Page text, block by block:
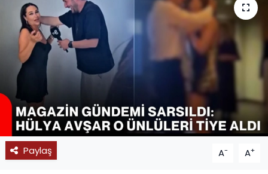
Paylaş A- A+
SAĞLIK
SPOR
11:11 MANŞET